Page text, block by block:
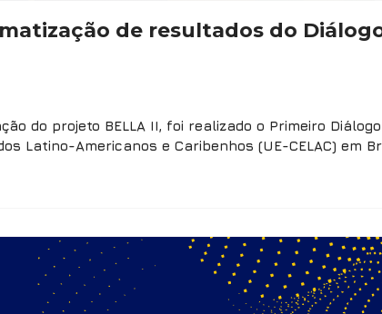
de resultados do
do projeto BELLA II, foi realizado o Primeiro
Latino-Americanos e Caribenhos (UE-CELAC) em